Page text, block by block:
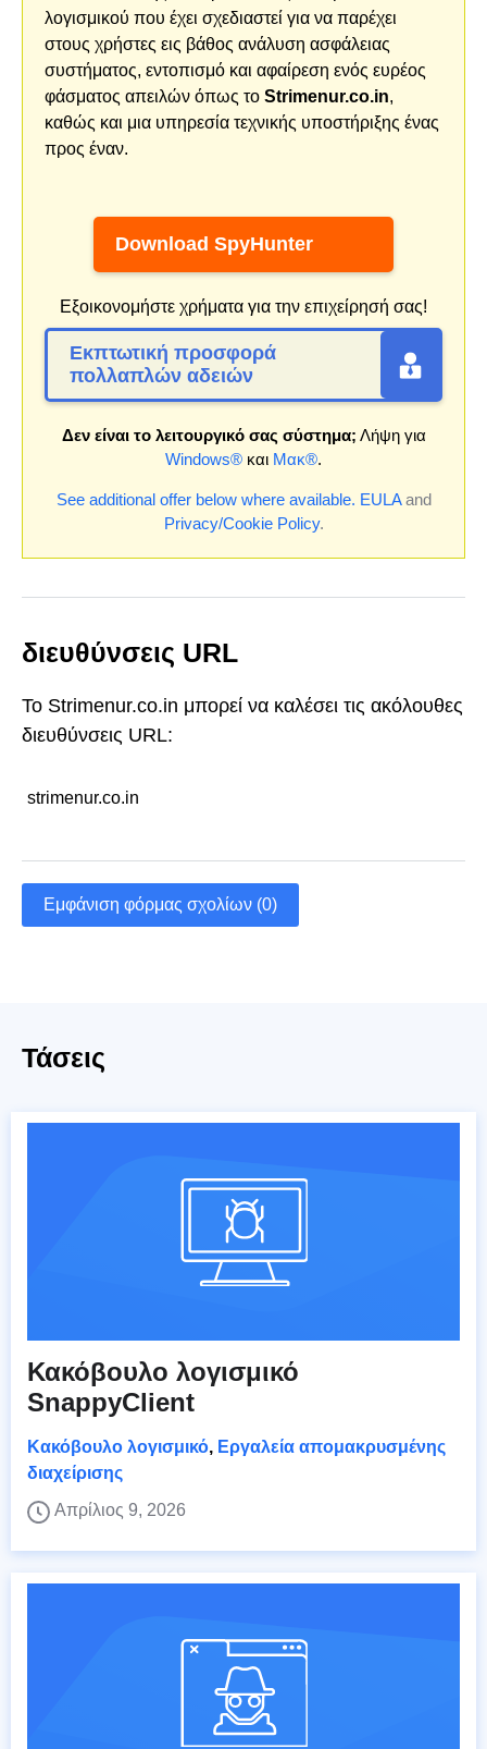
λογισμικού που έχει σχεδιαστεί για να παρέχει
στους χρήστες εις βάθος ανάλυση ασφάλειας
συστήματος, εντοπισμό και αφαίρεση ενός ευρέος
φάσματος απειλών όπως το Strimenur.co.in,
καθώς και μια υπηρεσία τεχνικής υποστήριξης ένας
προς έναν.
Download SpyHunter
Εξοικονομήστε χρήματα για την επιχείρησή σας!
Εκπτωτική προσφορά
πολλαπλών αδειών
Δεν είναι το λειτουργικό σας σύστημα; Λήψη για
Windows® και Μακ®.
See additional offer below where available. EULAand
Privacy/Cookie Policy.
διευθύνσεις URL
Το Strimenur.co.in μπορεί να καλέσει τις ακόλουθες
διευθύνσεις URL:
strimenur.co.in
Εμφάνιση φόρμας σχολίων (0)
Τάσεις
Κακόβουλο λογισμικό
SnappyClient
Κακόβουλο λογισμικό, Εργαλεία απομακρυσμένης
διαχείρισης
Απρίλιος 9, 2026